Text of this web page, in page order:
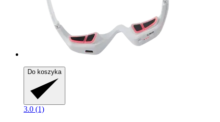
Do koszyka
3.0 (1)